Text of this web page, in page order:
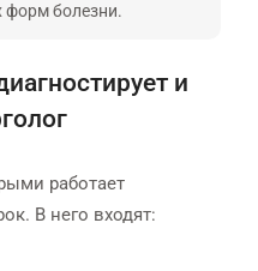
форм болезни.
и
работает
В него входят: